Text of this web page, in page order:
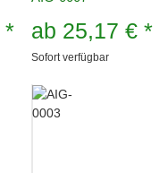
* ab 25,17 € *
Sofort verfügbar